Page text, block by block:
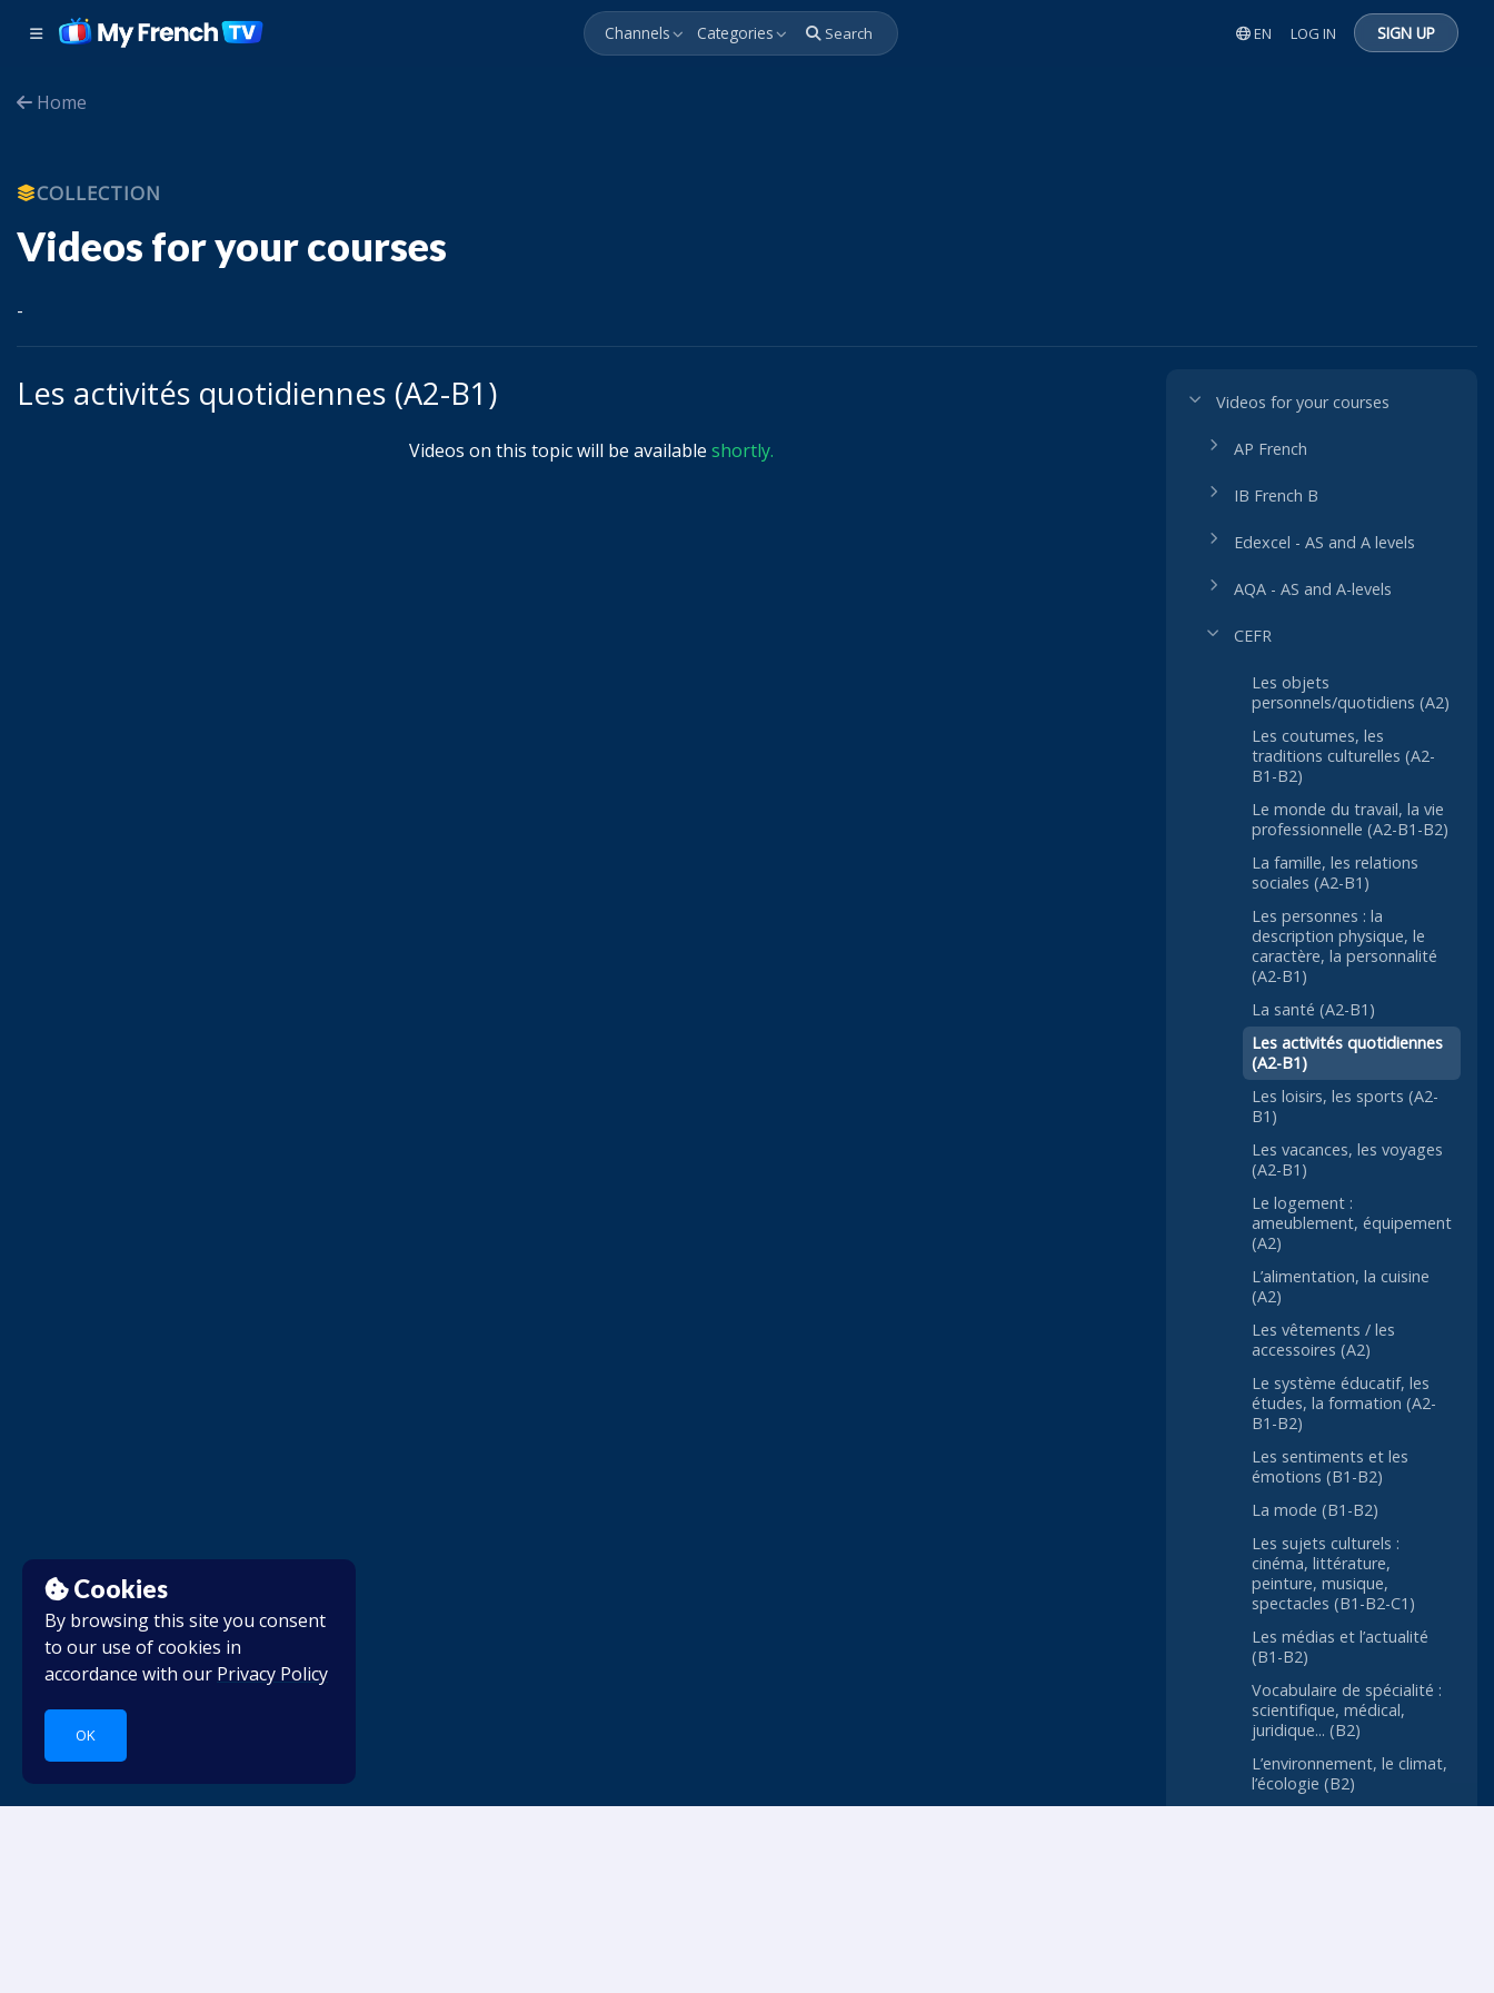
Cookies
By browsing this site you consent
to our use of cookies in
accordance with our Privacy Policy
OK
Channels Categories Search EN LOG IN SIGN UP
Home
COLLECTION
Videos for your courses
-
Les activités quotidiennes (A2-B1)
Videos on this topic will be available shortly.
Videos for your courses
AP French
IB French B
Edexcel - AS and A levels
AQA - AS and A-levels
CEFR
Les objets
personnels/quotidiens (A2)
Les coutumes, les
traditions culturelles (A2-
B1-B2)
Le monde du travail, la vie
professionnelle (A2-B1-B2)
La famille, les relations
sociales (A2-B1)
Les personnes : la
description physique, le
caractère, la personnalité
(A2-B1)
La santé (A2-B1)
Les activités quotidiennes
(A2-B1)
Les loisirs, les sports (A2-
B1)
Les vacances, les voyages
(A2-B1)
Le logement :
ameublement, équipement
(A2)
L’alimentation, la cuisine
(A2)
Les vêtements / les
accessoires (A2)
Le système éducatif, les
études, la formation (A2-
B1-B2)
Les sentiments et les
émotions (B1-B2)
La mode (B1-B2)
Les sujets culturels :
cinéma, littérature,
peinture, musique,
spectacles (B1-B2-C1)
Les médias et l’actualité
(B1-B2)
Vocabulaire de spécialité :
scientifique, médical,
juridique... (B2)
L’environnement, le climat,
l’écologie (B2)